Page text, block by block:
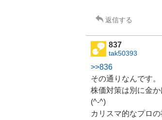
り
た
1
2
5
%
返信する
837
tak50393
>>836
その通りなんです。
株価対策は別に金
(^-^)
カリスマ的なプロ